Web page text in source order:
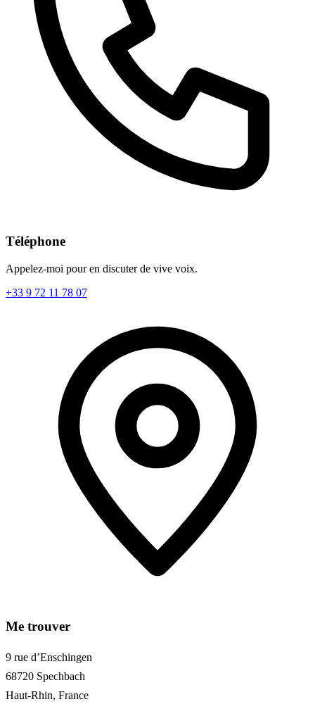
Téléphone
Appelez-moi pour en discuter de vive voix.
+33 9 72 11 78 07
Me trouver
9 rue d’Enschingen
68720 Spechbach
Haut-Rhin, France